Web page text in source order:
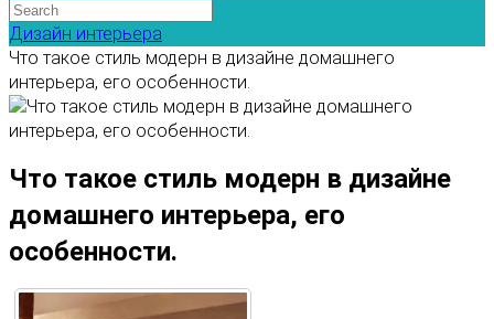
Дизайн интерьера
Что такое стиль модерн в дизайне домашнего
интерьера, его особенности.
Что такое стиль модерн в дизайне
домашнего интерьера, его
особенности.